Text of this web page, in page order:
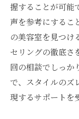
握することが可能
声を参考にするこ
の美容室を見つけ
セリングの徹底さ
回の相談でしっか
で、スタイルのズ
現するサポートを